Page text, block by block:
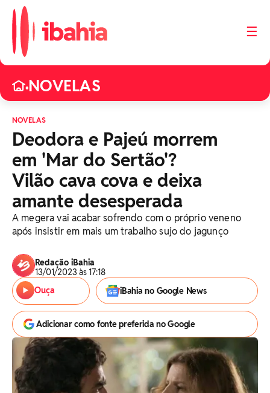
☰
•NOVELAS
NOVELAS
Deodora e Pajeú morrem
em 'Mar do Sertão'?
Vilão cava cova e deixa
amante desesperada
A megera vai acabar sofrendo com o próprio veneno
após insistir em mais um trabalho sujo do jagunço
Redação iBahia
13/01/2023 às 17:18
Ouça
iBahia no Google News
Adicionar como fonte preferida no Google